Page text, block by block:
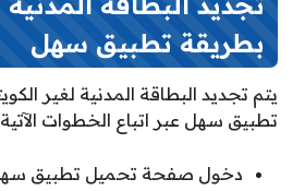
بطريقة تطبيق سهل
يتم تجديد البطاقة المدنية لغير
تطبيق سهل عبر اتباع الخطوات
دخول صفحة تحميل تطبيق